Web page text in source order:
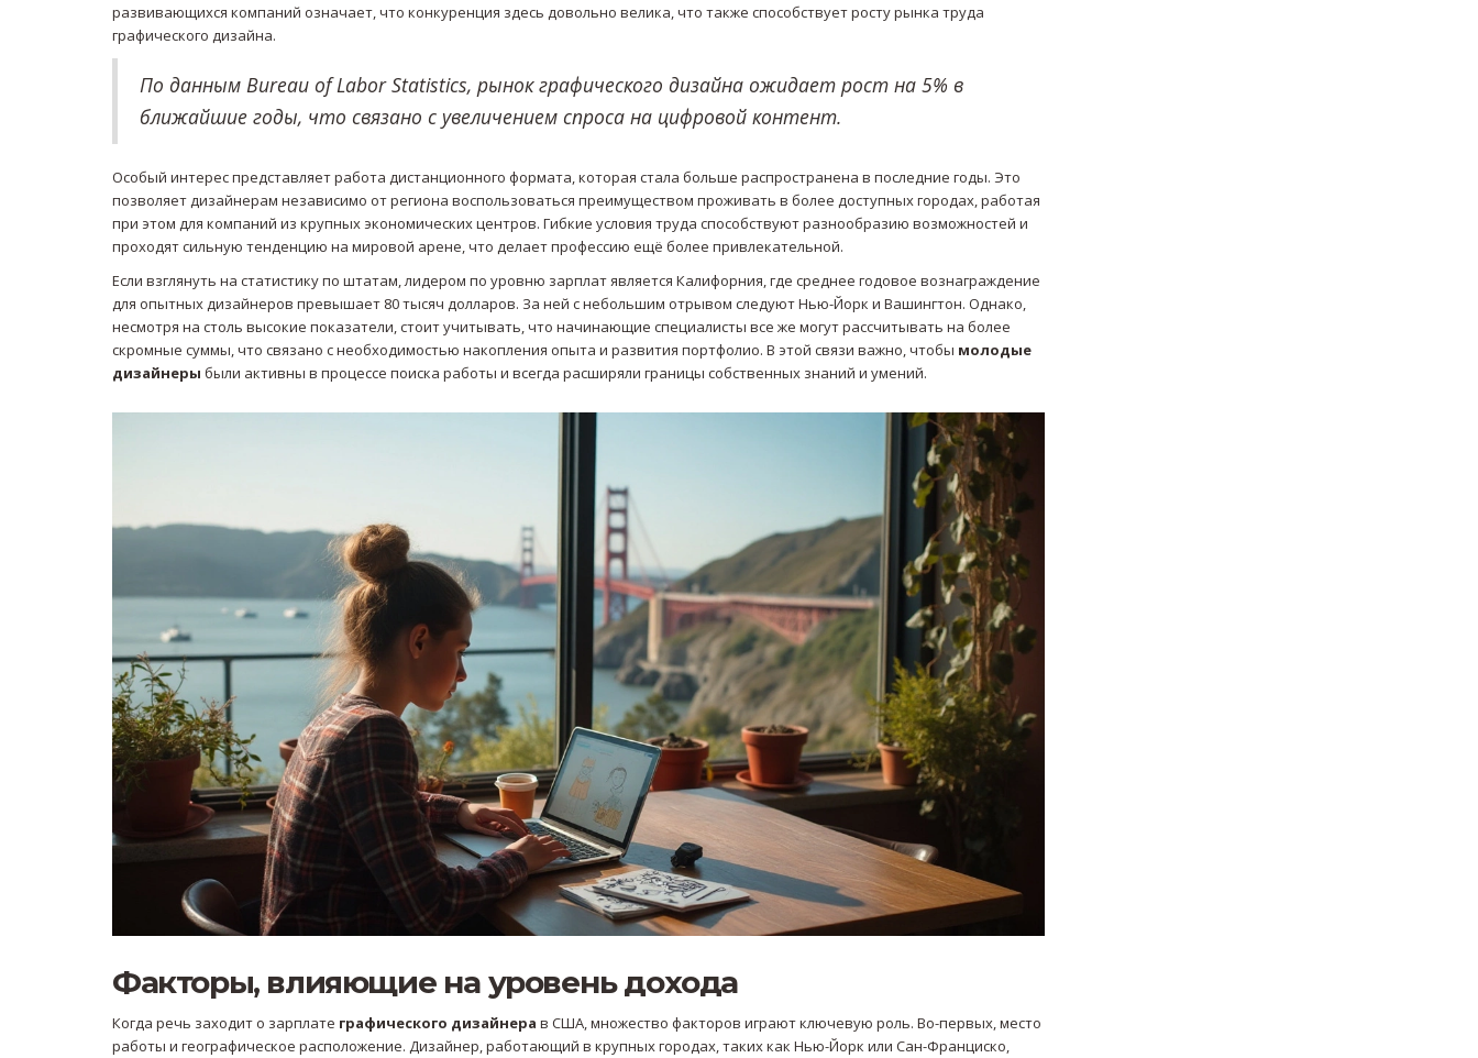
развивающихся компаний означает, что конкуренция здесь довольно велика, что также способствует росту рынка труда
графического дизайна.
По данным Bureau of Labor Statistics, рынок графического дизайна ожидает рост на 5% в
ближайшие годы, что связано с увеличением спроса на цифровой контент.
Особый интерес представляет работа дистанционного формата, которая стала больше распространена в последние годы. Это
позволяет дизайнерам независимо от региона воспользоваться преимуществом проживать в более доступных городах, работая
при этом для компаний из крупных экономических центров. Гибкие условия труда способствуют разнообразию возможностей и
проходят сильную тенденцию на мировой арене, что делает профессию ещё более привлекательной.
Если взглянуть на статистику по штатам, лидером по уровню зарплат является Калифорния, где среднее годовое вознаграждение
для опытных дизайнеров превышает 80 тысяч долларов. За ней с небольшим отрывом следуют Нью-Йорк и Вашингтон. Однако,
несмотря на столь высокие показатели, стоит учитывать, что начинающие специалисты все же могут рассчитывать на более
скромные суммы, что связано с необходимостью накопления опыта и развития портфолио. В этой связи важно, чтобы молодые
дизайнеры были активны в процессе поиска работы и всегда расширяли границы собственных знаний и умений.
Факторы, влияющие на уровень дохода
Когда речь заходит о зарплате графического дизайнера в США, множество факторов играют ключевую роль. Во-первых, место
работы и географическое расположение. Дизайнер, работающий в крупных городах, таких как Нью-Йорк или Сан-Франциско,